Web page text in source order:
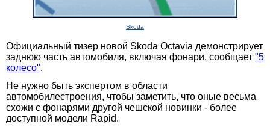
Skoda
Официальный тизер новой Skoda Octavia демонстрирует
заднюю часть автомобиля, включая фонари, сообщает "5
колесо".
Не нужно быть экспертом в области
автомобилестроения, чтобы заметить, что оные весьма
схожи с фонарями другой чешской новинки - более
доступной модели Rapid.